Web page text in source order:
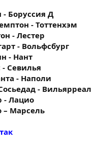
- Боруссия Д
- Тоттенхэм
- Лестер
- Вольфсбург
- Нант
- Севилья
- Наполи
- Вильярреал
- Лацио
– Марсель